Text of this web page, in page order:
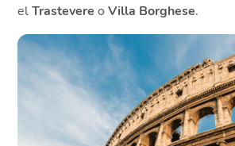
elTrastevere oVilla Borghese.